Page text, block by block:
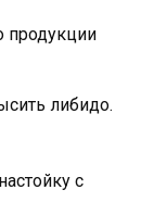
продукции
либидо.
с